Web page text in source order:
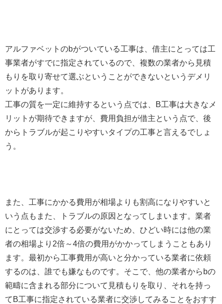
アルファベットのbがついている工事は、借主にとっては工
事業者がすでに指定されているので、複数の業者から見積
もりを取り寄せて選ぶということができないというデメリ
ットがあります。
工事の質を一定に維持するという点では、B工事は大きなメ
リットが期待できますが、費用負担が借主という点で、後
からトラブルが起こりやすいタイプの工事と言えるでしょ
う。
また、工事にかかる費用が相場よりも割高になりやすいと
いう点もまた、トラブルの原因となってしまいます。業者
にとっては交渉する必要がないため、ひどい時には他の業
者の相場より2倍～4倍の費用がかかってしまうこともあり
ます。最初から工事費用が高いと分かっている業者に依頼
するのは、誰でも嫌なものです。そこで、他の業者からbの
範疇に含まれる部分について見積もりを取り、それを持っ
てB工事に指定されている業者に交渉してみることをおすす